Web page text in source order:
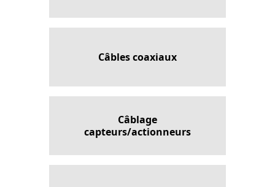
Câbles coaxiaux
Câblage
capteurs/actionneurs